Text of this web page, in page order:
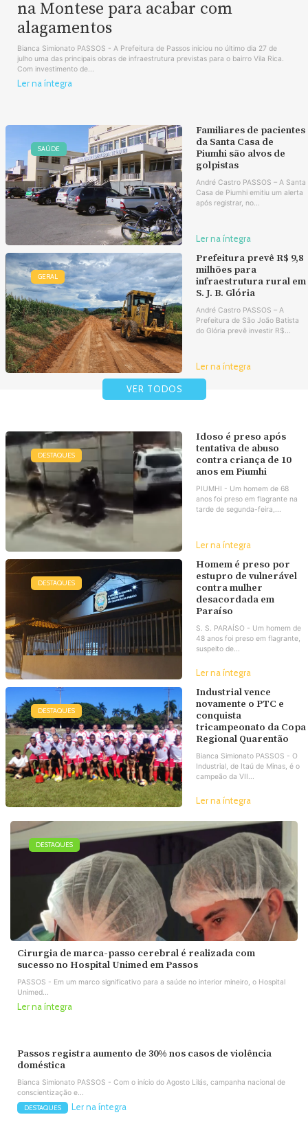
na Montese para acabar com
alagamentos
Bianca Simionato PASSOS - A Prefeitura de Passos iniciou no último dia 27 de
julho uma das principais obras de infraestrutura previstas para o bairro Vila Rica.
Com investimento de...
Ler na íntegra
SAÚDE
Familiares de pacientes
da Santa Casa de
Piumhi são alvos de
golpistas
André Castro PASSOS – A Santa
Casa de Piumhi emitiu um alerta
após registrar, no...
Ler na íntegra
GERAL
Prefeitura prevê R$ 9,8
milhões para
infraestrutura rural em
S. J. B. Glória
André Castro PASSOS – A
Prefeitura de São João Batista
do Glória prevê investir R$...
Ler na íntegra
VER TODOS
DESTAQUES
Idoso é preso após
tentativa de abuso
contra criança de 10
anos em Piumhi
PIUMHI - Um homem de 68
anos foi preso em flagrante na
tarde de segunda-feira,...
Ler na íntegra
DESTAQUES
Homem é preso por
estupro de vulnerável
contra mulher
desacordada em
Paraíso
S. S. PARAÍSO - Um homem de
48 anos foi preso em flagrante,
suspeito de...
Ler na íntegra
DESTAQUES
Industrial vence
novamente o PTC e
conquista
tricampeonato da Copa
Regional Quarentão
Bianca Simionato PASSOS - O
Industrial, de Itaú de Minas, é o
campeão da VII...
Ler na íntegra
DESTAQUES
Cirurgia de marca-passo cerebral é realizada com
sucesso no Hospital Unimed em Passos
PASSOS - Em um marco significativo para a saúde no interior mineiro, o Hospital
Unimed...
Ler na íntegra
Passos registra aumento de 30% nos casos de violência
doméstica
Bianca Simionato PASSOS - Com o início do Agosto Lilás, campanha nacional de
conscientização e...
DESTAQUES Ler na íntegra